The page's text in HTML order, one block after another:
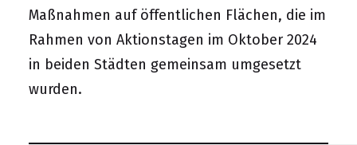
Maßnahmen auf öffentlichen Flächen, die im
Rahmen von Aktionstagen im Oktober 2024
in beiden Städten gemeinsam umgesetzt
wurden.